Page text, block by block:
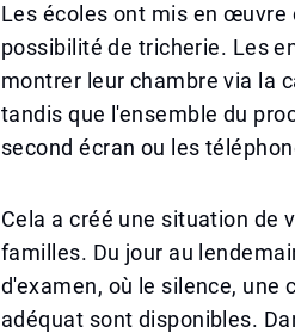
Les écoles ont mis en
possibilité de tricherie. Les
montrer leur chambre via la
tandis que l'ensemble du
second écran ou les
Cela a créé une situation de
familles. Du jour au
d'examen, où le silence,
adéquat sont disponibles.